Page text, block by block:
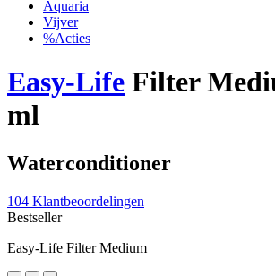
Aquaria
Vijver
%Acties
Easy-Life Filter
ml
Waterconditioner
104 Klantbeoordelingen
Bestseller
Easy-Life Filter Medium